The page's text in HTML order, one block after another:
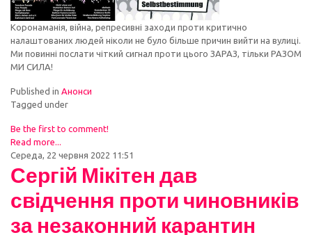
Коронаманія, війна, репресивні заходи проти критично
налаштованих людей ніколи не було більше причин вийти на вулиці.
Ми повинні послати чіткий сигнал проти цього ЗАРАЗ, тільки РАЗОМ
МИ СИЛА!
Published in Анонси
Tagged under
Be the first to comment!
Read more...
Середа, 22 червня 2022 11:51
Сергій Мікітен дав
свідчення проти чиновників
за незаконний карантин